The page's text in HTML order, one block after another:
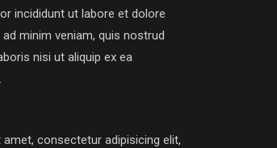
incididunt ut labore et dolore
minim veniam, quis nostrud
nisi ut aliquip ex ea
consectetur adipisicing elit,